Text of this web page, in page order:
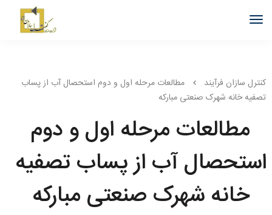
کنترل سازان فرآیند
مطالعات مرحله اول و دوم استحصال آب از پساب
تصفیه خانه شهرک صنعتی مبارکه
مطالعات مرحله اول و دوم
استحصال آب از پساب تصفیه
خانه شهرک صنعتی مبارکه